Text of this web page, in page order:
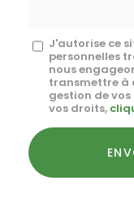
Message
J'autorise ce
personnelles
nous
transmettre à
gestion de vos
vos droits,
Acceptation
RGPD